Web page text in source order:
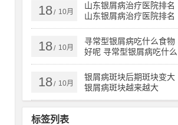
18/ 10月
山东银屑病治疗医院排名
山东银屑病治疗医院排名
榜
18/ 10月
寻常型银屑病吃什么食物
好呢 寻常型银屑病吃什么
药效果好
18/ 10月
银屑病斑块后期斑块变大
银屑病斑块越来越大
标签列表